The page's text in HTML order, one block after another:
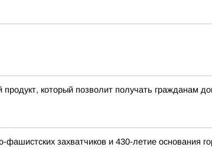
который позволит получать гражданам
захватчиков и 430-летие основания